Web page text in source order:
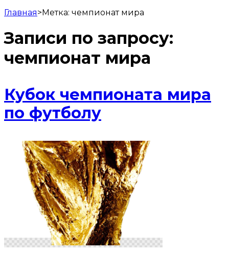
Главная>Метка: чемпионат мира
Записи по запросу:
чемпионат мира
Кубок чемпионата мира
по футболу